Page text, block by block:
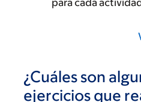
para cada
¿Cuáles son
ejercicios que